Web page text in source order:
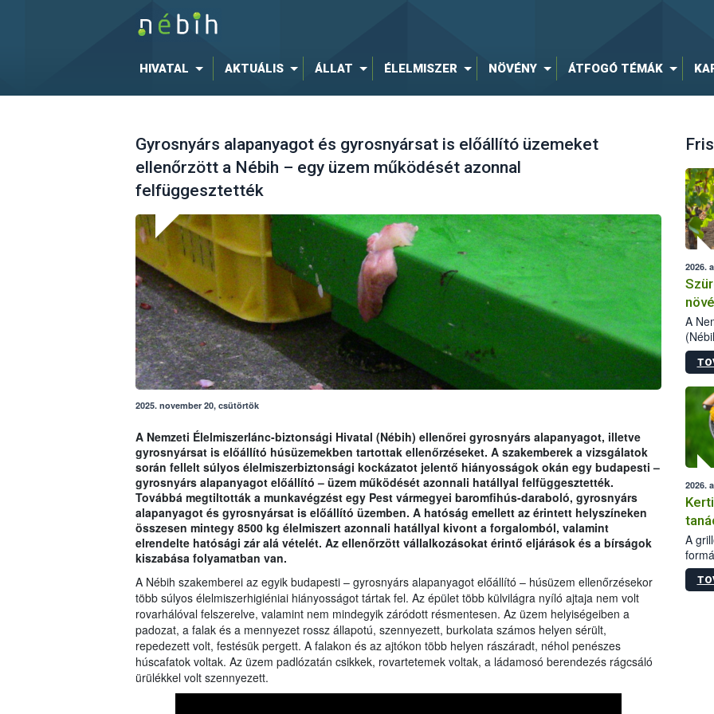
HIVATAL AKTUÁLIS ÁLLAT ÉLELMISZER NÖVÉNY ÁTFOGÓ TÉMÁK
Gyrosnyárs alapanyagot és gyrosnyársat is előállító üzemeket
ellenőrzött a Nébih – egy üzem működését azonnal
felfüggesztették
2025. november 20, csütörtök
A Nemzeti Élelmiszerlánc-biztonsági Hivatal (Nébih) ellenőrei gyrosnyárs alapanyagot, illetve
gyrosnyársat is előállító húsüzemekben tartottak ellenőrzéseket. A szakemberek a vizsgálatok
során fellelt súlyos élelmiszerbiztonsági kockázatot jelentő hiányosságok okán egy budapesti –
gyrosnyárs alapanyagot előállító – üzem működését azonnali hatállyal felfüggesztették.
Továbbá megtiltották a munkavégzést egy Pest vármegyei baromfihús-daraboló, gyrosnyárs
alapanyagot és gyrosnyársat is előállító üzemben. A hatóság emellett az érintett helyszíneken
összesen mintegy 8500 kg élelmiszert azonnali hatállyal kivont a forgalomból, valamint
elrendelte hatósági zár alá vételét. Az ellenőrzött vállalkozásokat érintő eljárások és a bírságok
kiszabása folyamatban van.
A Nébih szakemberei az egyik budapesti – gyrosnyárs alapanyagot előállító – húsüzem ellenőrzésekor
több súlyos élelmiszerhigiéniai hiányosságot tártak fel. Az épület több külvilágra nyíló ajtaja nem volt
rovarhálóval felszerelve, valamint nem mindegyik záródott résmentesen. Az üzem helyiségeiben a
padozat, a falak és a mennyezet rossz állapotú, szennyezett, burkolata számos helyen sérült,
repedezett volt, festésük pergett. A falakon és az ajtókon több helyen rászáradt, néhol penészes
húscafatok voltak. Az üzem padlózatán csikkek, rovartetemek voltak, a ládamosó berendezés rágcsáló
ürülékkel volt szennyezett.
2026.
A
Az
2026.
A